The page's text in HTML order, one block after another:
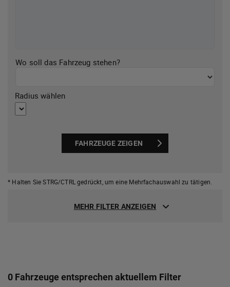
Wo soll das Fahrzeug stehen?
Radius wählen
FAHRZEUGE ZEIGEN
* Halten Sie STRG/CTRL gedrückt, um eine Mehrfachauswahl zu tätigen.
MEHR FILTER ANZEIGEN
0 Fahrzeuge entsprechen aktuellem Filter